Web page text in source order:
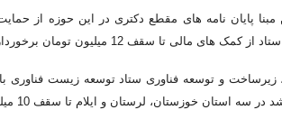
پایان نامه های مقطع دکتری در این حوزه از
مالی تا سقف 12 میلیون تومان برخوردار می شوند.
زیرساخت و توسعه فناوری ستاد توسعه زیست فناوری با
لرستان و ایلام تا سقف 10 میلیون تومان حمایت مالی در نظر گرفته شده است.